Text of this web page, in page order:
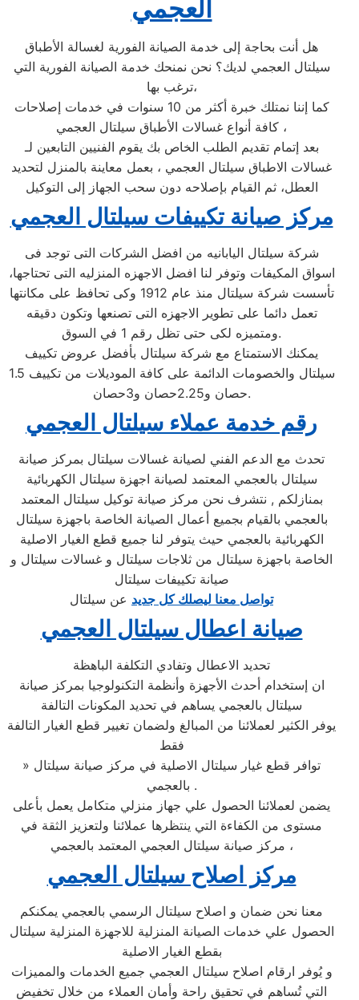
العجمي
هل أنت بحاجة إلى خدمة الصيانة الفورية لغسالة الأطباق
سيلتال العجمي لديك؟ نحن نمنحك خدمة الصيانة الفورية التي
ترغب بها،
كما إننا نمتلك خبرة أكثر من 10 سنوات في خدمات إصلاحات
كافة أنواع غسالات الأطباق سيلتال العجمي ،
بعد إتمام تقديم الطلب الخاص بك يقوم الفنيين التابعين لـ
غسالات الاطباق سيلتال العجمي ، بعمل معاينة بالمنزل لتحديد
العطل، ثم القيام بإصلاحه دون سحب الجهاز إلى التوكيل
مركز صيانة تكييفات سيلتال العجمي
شركة سيلتال اليابانيه من افضل الشركات التى توجد فى
اسواق المكيفات وتوفر لنا افضل الاجهزه المنزليه التى تحتاجها،
تأسست شركة سيلتال منذ عام 1912 وكى تحافظ على مكانتها
تعمل دائما على تطوير الاجهزه التى تصنعها وتكون دقيقه
ومتميزه لكى حتى تظل رقم 1 في السوق.
يمكنك الاستمتاع مع شركة سيلتال بأفضل عروض تكييف
سيلتال والخصومات الدائمة على كافة الموديلات من تكييف 1.5
حصان و2.25حصان و3حصان.
رقم خدمة عملاء سيلتال العجمي
تحدث مع الدعم الفني لصيانة غسالات سيلتال بمركز صيانة
سيلتال بالعجمي المعتمد لصيانة اجهزة سيلتال الكهربائية
بمنازلكم , نتشرف نحن مركز صيانة توكيل سيلتال المعتمد
بالعجمي بالقيام بجميع أعمال الصيانة الخاصة باجهزة سيلتال
الكهربائية بالعجمي حيث يتوفر لنا جميع قطع الغيار الاصلية
الخاصة باجهزة سيلتال من ثلاجات سيلتال و غسالات سيلتال و
صيانة تكييفات سيلتال
تواصل معنا ليصلك كل جديد عن سيلتال
صيانة اعطال سيلتال العجمي
تحديد الاعطال وتفادي التكلفة الباهظة
ان إستخدام أحدث الأجهزة وأنظمة التكنولوجيا بمركز صيانة
سيلتال بالعجمي يساهم في تحديد المكونات التالفة
يوفر الكثير لعملائنا من المبالغ ولضمان تغيير قطع الغيار التالفة
فقط
» توافر قطع غيار سيلتال الاصلية في مركز صيانة سيلتال
بالعجمي .
يضمن لعملائنا الحصول علي جهاز منزلي متكامل يعمل بأعلى
مستوى من الكفاءة التي ينتظرها عملائنا ولتعزيز الثقة في
مركز صيانة سيلتال العجمي المعتمد بالعجمي ،
مركز اصلاح سيلتال العجمي
معنا نحن ضمان و اصلاح سيلتال الرسمي بالعجمي يمكنكم
الحصول علي خدمات الصيانة المنزلية للاجهزة المنزلية سيلتال
بقطع الغيار الاصلية
و يُوفر ارقام اصلاح سيلتال العجمي جميع الخدمات والمميزات
التي تُساهم في تحقيق راحة وأمان العملاء من خلال تخفيض